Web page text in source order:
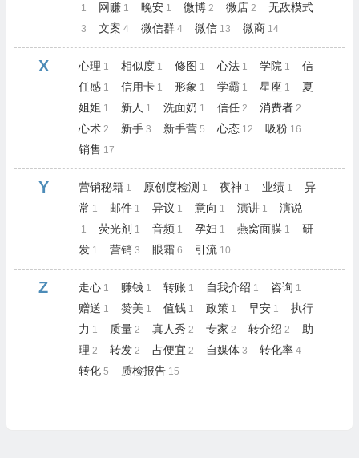
1 网赚 1 晚安 1 微博 2 微店 2 无敌模式
3 文案 4 微信群 4 微信 13 微商 14
X 心理 1 相似度 1 修图 1 心法 1 学院 1
信
任感 1 信用卡 1 形象 1 学霸 1 星座 1
夏
姐姐 1 新人 1 洗面奶 1 信任 2 消费者 2
心术 2 新手 3 新手营 5 心态 12 吸粉 16
销售 17
Y 营销秘籍 1 原创度检测 1 夜神 1 业绩 1
异
常 1 邮件 1 异议 1 意向 1 演讲 1 演说
1 荧光剂 1 音频 1 孕妇 1 燕窝面膜 1
研
发 1 营销 3 眼霜 6 引流 10
Z 走心 1 赚钱 1 转账 1 自我介绍 1 咨询 1
赠送 1 赞美 1 值钱 1 政策 1 早安 1
执行
力 1 质量 2 真人秀 2 专家 2 转介绍 2
助
理 2 转发 2 占便宜 2 自媒体 3 转化率 4
转化 5 质检报告 15